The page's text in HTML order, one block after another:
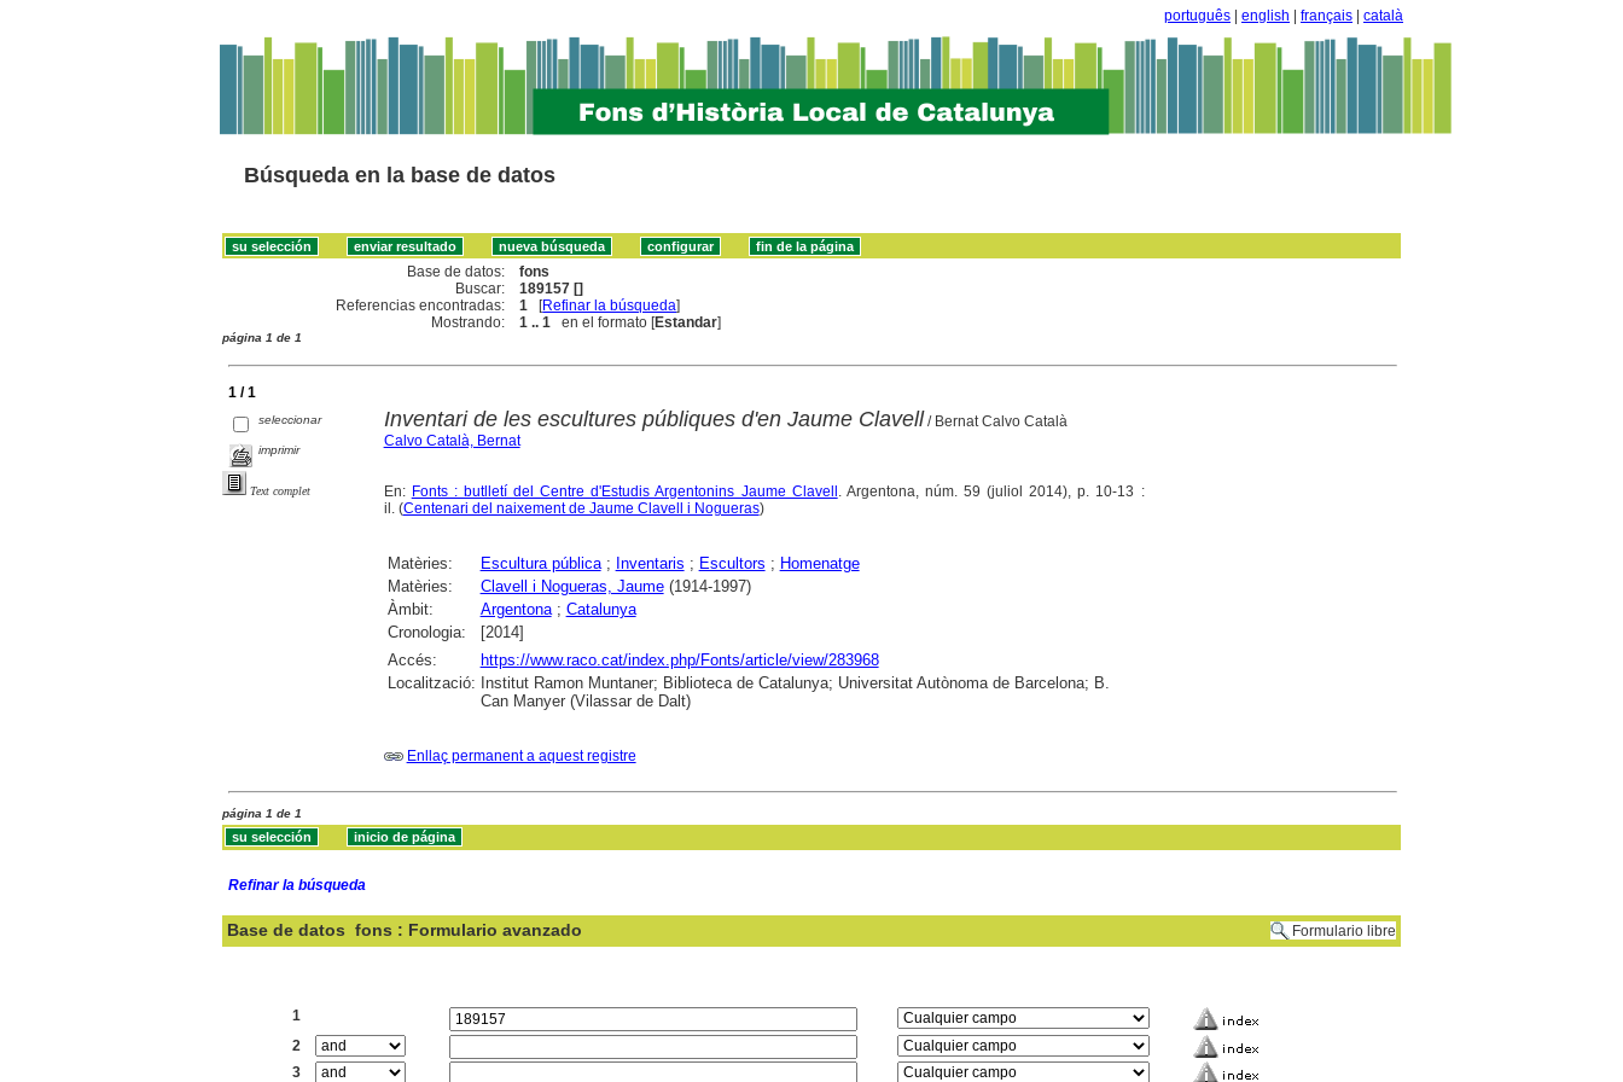
português english français català
Búsqueda en la base de datos
Base de datos:
fons
Buscar:
189157 []
Referencias encontradas:
1 [Refinar la búsqueda]
Mostrando:
1 .. 1 en el formato [Estandar]
página 1 de 1
1 / 1
seleccionar
imprimir
Text complet
Inventari de les escultures públiques d'en Jaume Clavell/ Bernat Calvo Català
Calvo Català, Bernat
En: Fonts : butlletí del Centre d'Estudis Argentonins Jaume Clavell. Argentona, núm. 59 (juliol 2014), p. 10-13 :
il. (Centenari del naixement de Jaume Clavell i Nogueras)
Matèries: Escultura pública; Inventaris ; Escultors ; Homenatge
Matèries:
Clavell i Nogueras, Jaume(1914-1997)
Àmbit:
Argentona; Catalunya
Cronologia:
[2014]
Accés:
https://www.raco.cat/index.php/Fonts/article/view/283968
Localització: Institut Ramon Muntaner; Biblioteca de Catalunya; Universitat Autònoma de Barcelona; B.
Can Manyer (Vilassar de Dalt)
Enllaç permanent a aquest registre
página 1 de 1
Refinar la búsqueda
Base de datos fons : Formulario avanzado Formulario libre
1
2
3